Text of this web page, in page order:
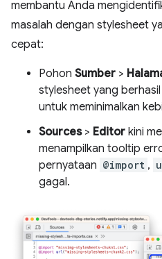
membantu Anda
masalah dengan stylesheet
cepat:
Pohon Sumber >
stylesheet yang
untuk meminimalkan
Sources> Editor kini
menampilkan tooltip
pernyataan @import ,
gagal.